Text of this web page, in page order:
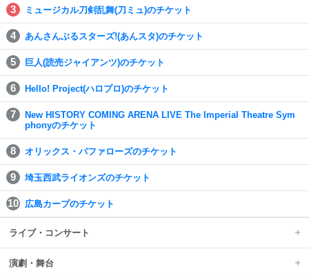
ミュージカル刀剣乱舞(刀ミュ)のチケット
あんさんぶるスターズ!(あんスタ)のチケット
巨人(読売ジャイアンツ)のチケット
Hello! Project(ハロプロ)のチケット
New HISTORY COMING ARENA LIVE The Imperial Theatre Sym
phonyのチケット
オリックス・バファローズのチケット
埼玉西武ライオンズのチケット
広島カープのチケット
ライブ・コンサート
演劇・舞台